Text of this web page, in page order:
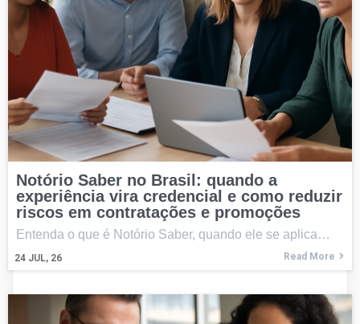
Notório Saber no Brasil: quando a
experiência vira credencial e como reduzir
riscos em contratações e promoções
24 JUL, 26
Entenda o que é Notório Saber, quando ele se aplica…
Read More